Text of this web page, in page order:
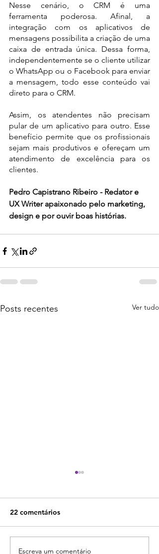
Nesse cenário, o CRM é uma
ferramenta poderosa. Afinal, a
integração com os aplicativos de
mensagens possibilita a criação de uma
caixa de entrada única. Dessa forma,
independentemente se o cliente utilizar
o WhatsApp ou o Facebook para enviar
a mensagem, todo esse conteúdo vai
direto para o CRM.
Assim, os atendentes não precisam
pular de um aplicativo para outro. Esse
benefício permite que os profissionais
sejam mais produtivos e ofereçam um
atendimento de excelência para os
clientes.
Pedro Capistrano Ribeiro - Redator e
UX Writer apaixonado pelo marketing,
design e por ouvir boas histórias.
Posts recentes Ver tudo
22 comentários
Escreva um comentário